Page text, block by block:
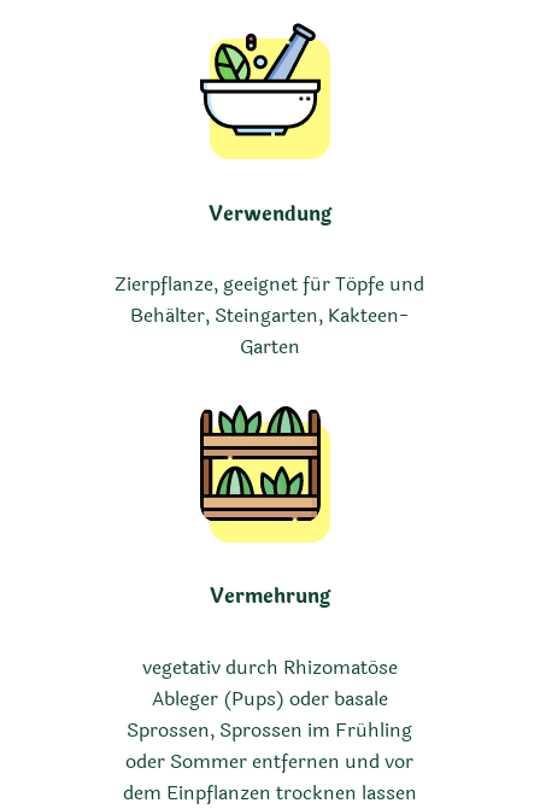
Verwendung
Zierpflanze, geeignet für Töpfe und
Behälter, Steingarten, Kakteen-
Garten
Vermehrung
vegetativ durch Rhizomatöse
Ableger (Pups) oder basale
Sprossen, Sprossen im Frühling
oder Sommer entfernen und vor
dem Einpflanzen trocknen lassen